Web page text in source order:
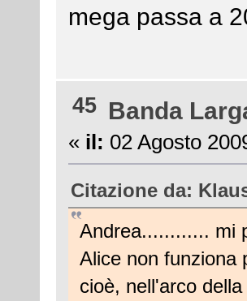
mega passa a
45 Banda
« il: 02 Agosto
Citazione da:
Andrea............ mi
Alice non funziona
cioè, nell'arco